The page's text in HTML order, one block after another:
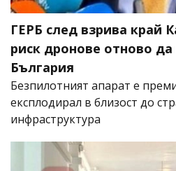
ГЕРБ след взрива край
риск дронове отново да
България
Безпилотният апарат е
експлодирал в близост до
инфраструктура